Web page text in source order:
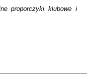
proporczyki klubowe i